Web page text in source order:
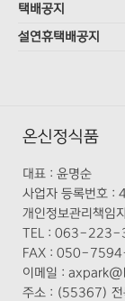
택배공지
설연휴택배공지
온신정식품
대표 : 윤명순
사업자 등록번호 :
개인정보관리책임
TEL : 063-223-
FAX : 050-
이메일 :
주소 : (55367) 전